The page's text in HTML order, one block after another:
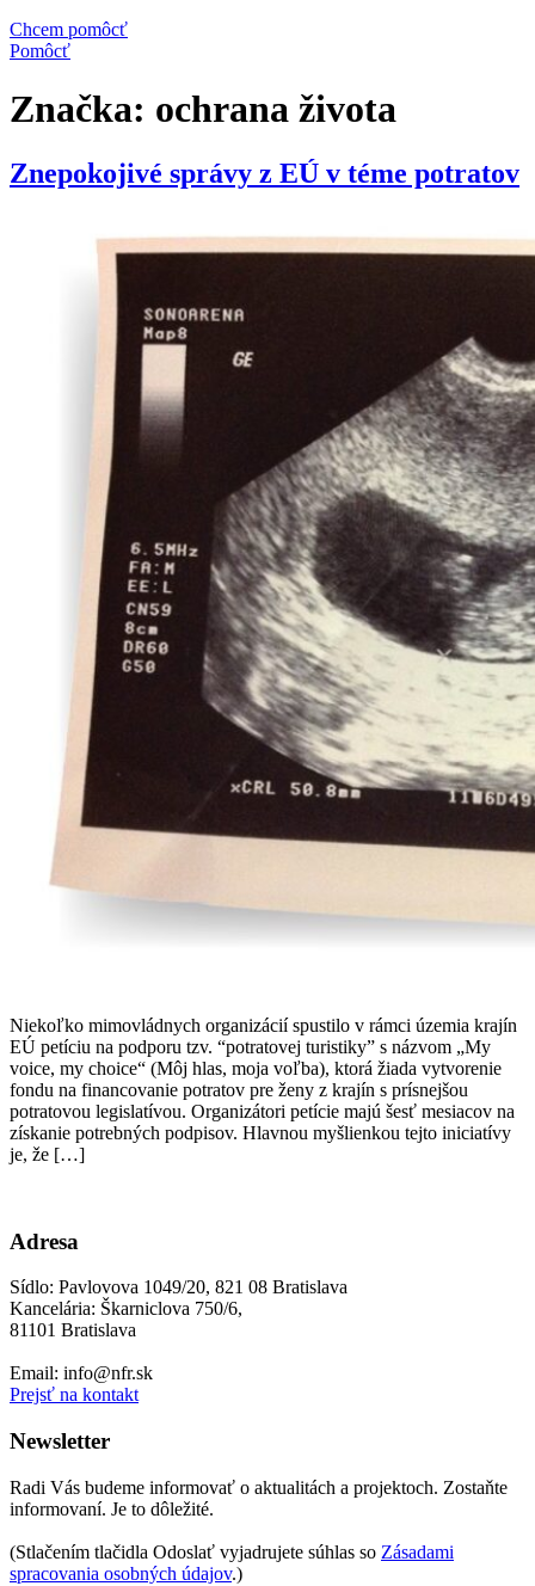
Chcem pomôcť
Pomôcť
Značka: ochrana života
Znepokojivé správy z EÚ v téme potratov
Niekoľko mimovládnych organizácií spustilo v rámci územia krajín
EÚ petíciu na podporu tzv. “potratovej turistiky” s názvom „My
voice, my choice“ (Môj hlas, moja voľba), ktorá žiada vytvorenie
fondu na financovanie potratov pre ženy z krajín s prísnejšou
potratovou legislatívou. Organizátori petície majú šesť mesiacov na
získanie potrebných podpisov. Hlavnou myšlienkou tejto iniciatívy
je, že […]
Adresa
Sídlo: Pavlovova 1049/20, 821 08 Bratislava
Kancelária: Škarniclova 750/6,
81101 Bratislava
Email: info@nfr.sk
Prejsť na kontakt
Newsletter
Radi Vás budeme informovať o aktualitách a projektoch. Zostaňte
informovaní. Je to dôležité.
(Stlačením tlačidla Odoslať vyjadrujete súhlas so Zásadami
spracovania osobných údajov.)